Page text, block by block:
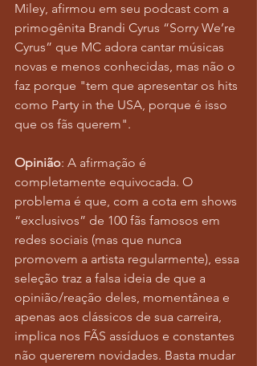
Miley, afirmou em seu podcast com a
primogênita Brandi Cyrus “Sorry We’re
Cyrus” que MC adora cantar músicas
novas e menos conhecidas, mas não o
faz porque "tem que apresentar os hits
como Party in the USA, porque é isso
que os fãs querem".
Opinião: A afirmação é
completamente equivocada. O
problema é que, com a cota em shows
“exclusivos” de 100 fãs famosos em
redes sociais (mas que nunca
promovem a artista regularmente), essa
seleção traz a falsa ideia de que a
opinião/reação deles, momentânea e
apenas aos clássicos de sua carreira,
implica nos FÃS assíduos e constantes
não quererem novidades. Basta mudar